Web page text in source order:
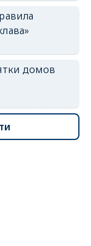
домов